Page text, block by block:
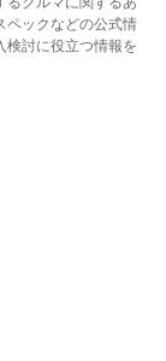
ペックなどの公式情
検討に役立つ情報を